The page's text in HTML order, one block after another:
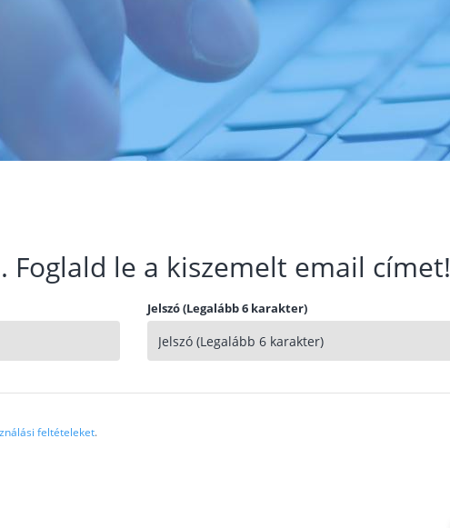
Foglald le a kiszemelt email címet!
Jelszó (Legalább 6 karakter)
feltételeket.